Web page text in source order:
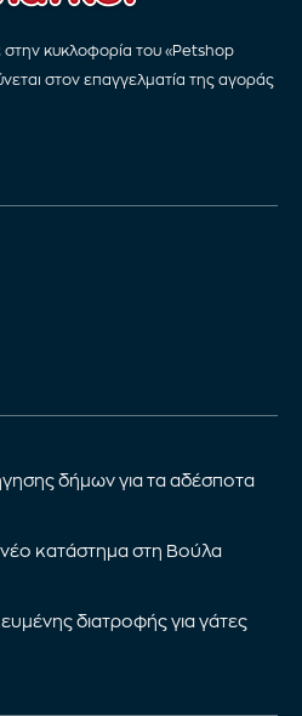
κυκλοφορία του «Petshop
στον επαγγελματία της αγοράς
δήμων για τα αδέσποτα
κατάστημα στη Βούλα
διατροφής για γάτες